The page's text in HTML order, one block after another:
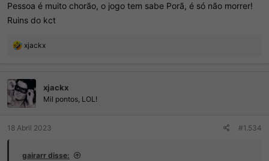
Pessoa é muito chorão, o jogo tem sabe Porã, é só não morrer!
Ruins do kct
R
ç
õ
e
s
xjackx
xjackx
Mil pontos, LOL!
18 Abril 2023 #1.534
gairarr disse: